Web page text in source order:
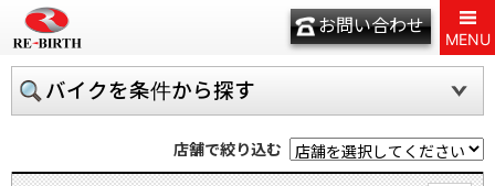
お問い合わせ
MENU
バイクを条件から探す
店舗で絞り込む